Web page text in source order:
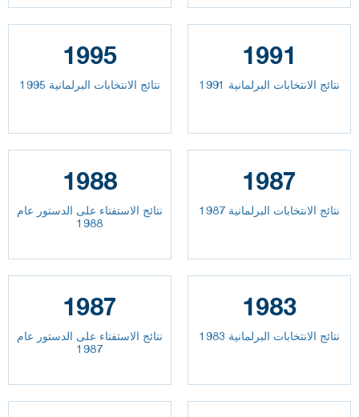
1995
نتائج الانتخابات البرلمانية 1995
1991
نتائج الانتخابات البرلمانية 1991
1988
نتائج الاستفتاء على الدستور عام
1988
1987
نتائج الانتخابات البرلمانية 1987
1987
نتائج الاستفتاء على الدستور عام
1987
1983
نتائج الانتخابات البرلمانية 1983